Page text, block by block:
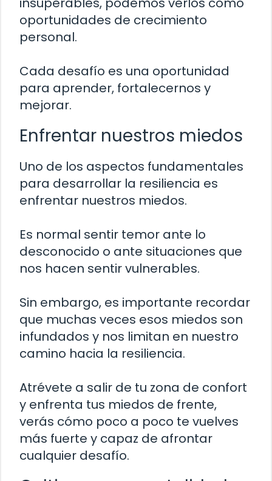
oportunidades de crecimiento
personal.
Cada desafío es una oportunidad
para aprender, fortalecernos y
mejorar.
Enfrentar nuestros miedos
Uno de los aspectos fundamentales
para desarrollar la resiliencia es
enfrentar nuestros miedos.
Es normal sentir temor ante lo
desconocido o ante situaciones que
nos hacen sentir vulnerables.
Sin embargo, es importante recordar
que muchas veces esos miedos son
infundados y nos limitan en nuestro
camino hacia la resiliencia.
Atrévete a salir de tu zona de confort
y enfrenta tus miedos de frente,
verás cómo poco a poco te vuelves
más fuerte y capaz de afrontar
cualquier desafío.